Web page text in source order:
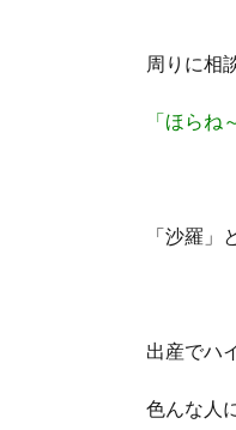
周りに相
「ほらね
「沙羅」
出産でハ
色んな人